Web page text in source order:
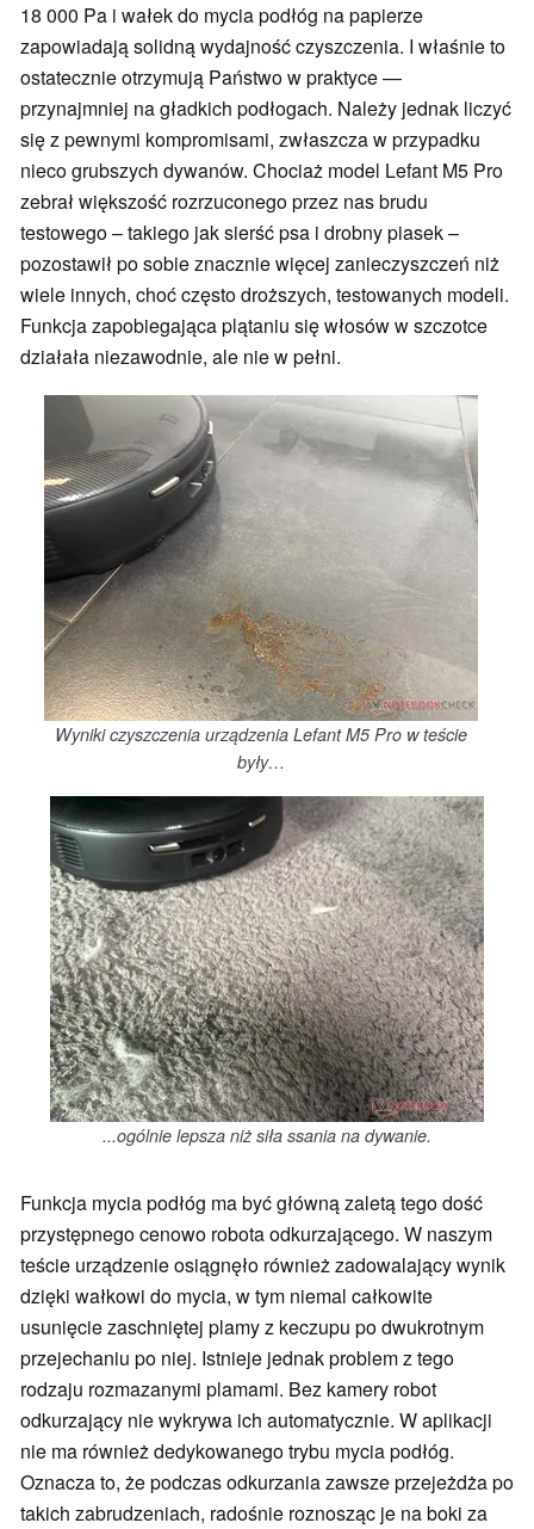
18 000 Pa i wałek do mycia podłóg na papierze
zapowiadają solidną wydajność czyszczenia. I właśnie to
ostatecznie otrzymują Państwo w praktyce —
przynajmniej na gładkich podłogach. Należy jednak liczyć
się z pewnymi kompromisami, zwłaszcza w przypadku
nieco grubszych dywanów. Chociaż model Lefant M5 Pro
zebrał większość rozrzuconego przez nas brudu
testowego – takiego jak sierść psa i drobny piasek –
pozostawił po sobie znacznie więcej zanieczyszczeń niż
wiele innych, choć często droższych, testowanych modeli.
Funkcja zapobiegająca plątaniu się włosów w szczotce
działała niezawodnie, ale nie w pełni.
Wyniki czyszczenia urządzenia Lefant M5 Pro w teście
były…
...ogólnie lepsza niż siła ssania na dywanie.
Funkcja mycia podłóg ma być główną zaletą tego dość
przystępnego cenowo robota odkurzającego. W naszym
teście urządzenie osiągnęło również zadowalający wynik
dzięki wałkowi do mycia, w tym niemal całkowite
usunięcie zaschniętej plamy z keczupu po dwukrotnym
przejechaniu po niej. Istnieje jednak problem z tego
rodzaju rozmazanymi plamami. Bez kamery robot
odkurzający nie wykrywa ich automatycznie. W aplikacji
nie ma również dedykowanego trybu mycia podłóg.
Oznacza to, że podczas odkurzania zawsze przejeżdża po
takich zabrudzeniach, radośnie roznosząc je na boki za